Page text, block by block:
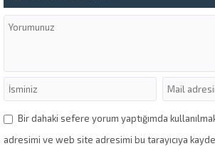
Bir dahaki sefere yorum yaptığımda
adresimi ve web site adresimi bu tarayıcıya